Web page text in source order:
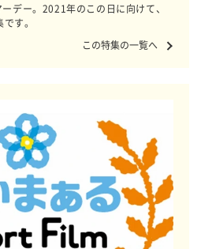
デー。2021年のこの日に向けて、
す。
この特集の一覧へ